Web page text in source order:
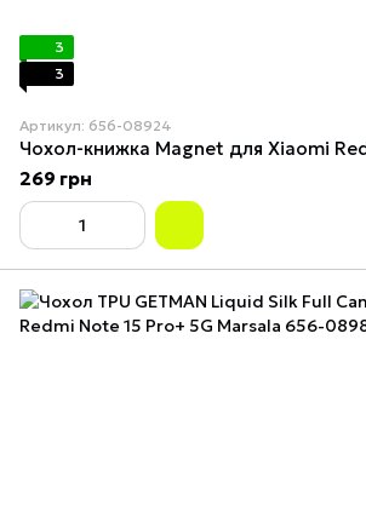
3
3
Артикул: 656-08924
269 грн